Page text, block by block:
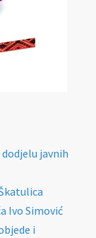
javnih
Ivo Simović
i